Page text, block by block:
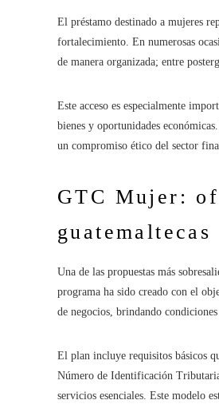
El préstamo destinado a mujeres
fortalecimiento. En numerosas
de manera organizada; entre
Este acceso es especialmente
bienes y oportunidades
un compromiso ético del sector
GTC Mujer:
guatemaltecas
Una de las propuestas más
programa ha sido creado con el
de negocios, brindando
El plan incluye requisitos básicos
Número de Identificación
servicios esenciales. Este modelo